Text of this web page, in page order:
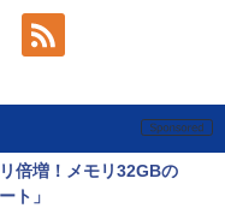
倍増！メモリ32GBの
ト」